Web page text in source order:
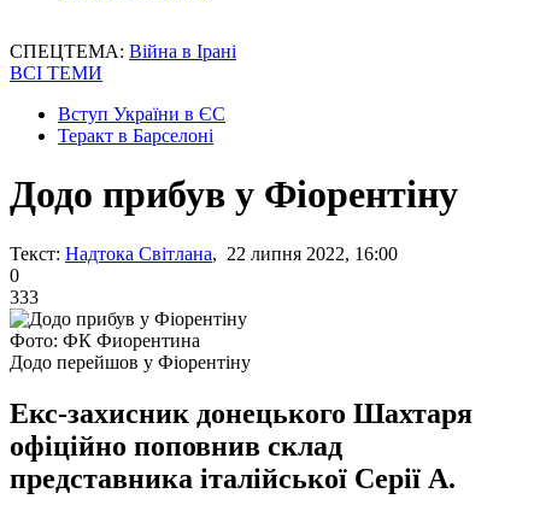
СПЕЦТЕМА: Війна в Ірані
ВСІ ТЕМИ
Вступ України в ЄС
Теракт в Барселоні
Додо прибув у Фіорентіну
Текст: Надтока Світлана, 22 липня 2022, 16:00
0
333
Фото: ФК Фиорентина
Додо перейшов у Фіорентіну
Екс-захисник донецького Шахтаря
офіційно поповнив склад
представника італійської Серії А.